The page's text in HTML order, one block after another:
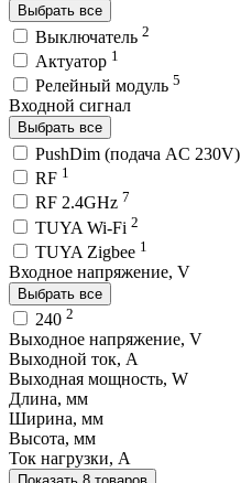
Выбрать все
Выключатель 2
Актуатор 1
Релейный модуль 5
Входной сигнал
Выбрать все
PushDim (подача AC 230V)
RF 1
RF 2.4GHz 7
TUYA Wi-Fi 2
TUYA Zigbee 1
Входное напряжение, V
Выбрать все
240 2
Выходное напряжение, V
Выходной ток, A
Выходная мощность, W
Длина, мм
Ширина, мм
Высота, мм
Ток нагрузки, A